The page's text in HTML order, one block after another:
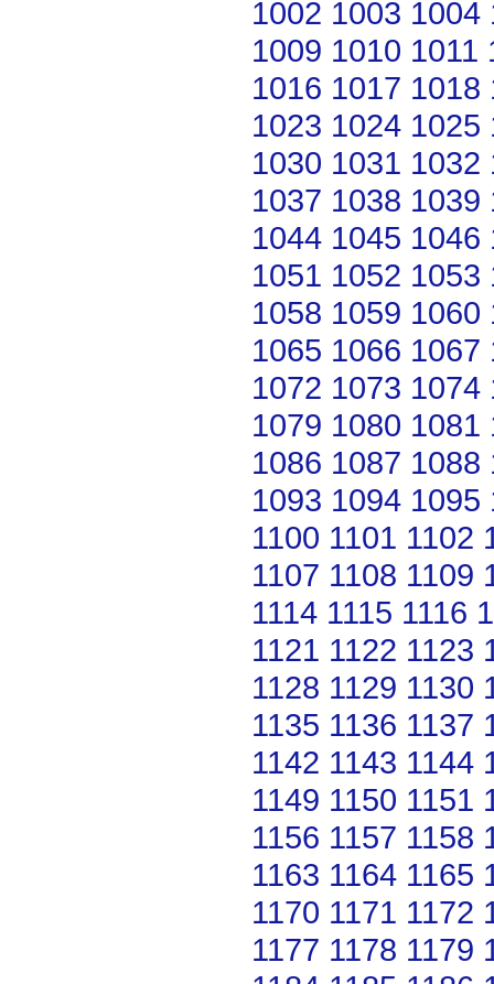
1002 1003 1004
1009 1010 1011
1016 1017 1018
1023 1024 1025
1030 1031 1032
1037 1038 1039
1044 1045 1046
1051 1052 1053
1058 1059 1060
1065 1066 1067
1072 1073 1074
1079 1080 1081
1086 1087 1088
1093 1094 1095
1100 1101 1102
1107 1108 1109
1114 1115 1116
1121 1122 1123
1128 1129 1130
1135 1136 1137
1142 1143 1144
1149 1150 1151
1156 1157 1158
1163 1164 1165
1170 1171 1172
1177 1178 1179